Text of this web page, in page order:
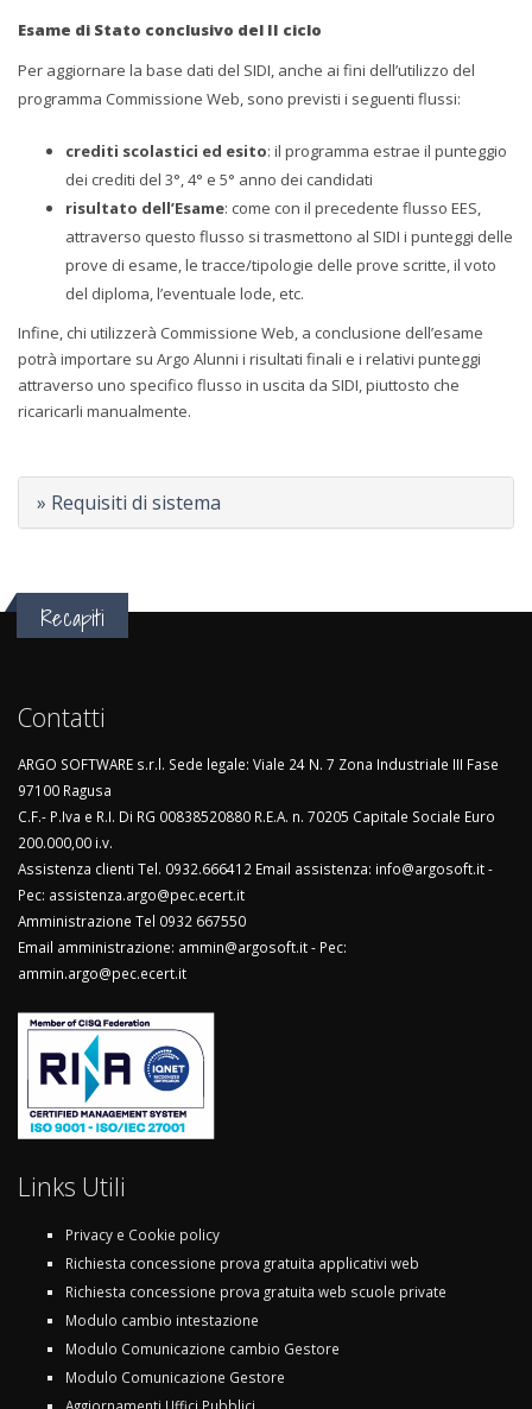
Esame di Stato conclusivo del II ciclo
Per aggiornare la base dati del SIDI, anche ai fini dell’utilizzo del
programma Commissione Web, sono previsti i seguenti flussi:
crediti scolastici ed esito: il programma estrae il punteggio
dei crediti del 3°, 4° e 5° anno dei candidati
risultato dell’Esame: come con il precedente flusso EES,
attraverso questo flusso si trasmettono al SIDI i punteggi delle
prove di esame, le tracce/tipologie delle prove scritte, il voto
del diploma, l’eventuale lode, etc.
Infine, chi utilizzerà Commissione Web, a conclusione dell’esame
potrà importare su Argo Alunni i risultati finali e i relativi punteggi
attraverso uno specifico flusso in uscita da SIDI, piuttosto che
ricaricarli manualmente.
» Requisiti di sistema
Recapiti
Contatti
ARGO SOFTWARE s.r.l. Sede legale: Viale 24 N. 7 Zona Industriale III Fase
97100 Ragusa
C.F.- P.Iva e R.I. Di RG 00838520880 R.E.A. n. 70205 Capitale Sociale Euro
200.000,00 i.v.
Assistenza clienti Tel. 0932.666412 Email assistenza: info@argosoft.it -
Pec: assistenza.argo@pec.ecert.it
Amministrazione Tel 0932 667550
Email amministrazione: ammin@argosoft.it - Pec:
ammin.argo@pec.ecert.it
Links Utili
Privacy e Cookie policy
Richiesta concessione prova gratuita applicativi web
Richiesta concessione prova gratuita web scuole private
Modulo cambio intestazione
Modulo Comunicazione cambio Gestore
Modulo Comunicazione Gestore